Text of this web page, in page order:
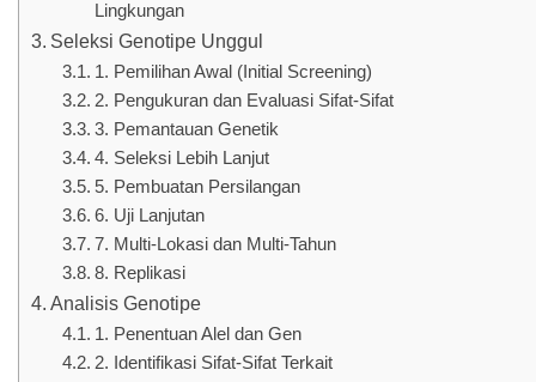
Lingkungan
Seleksi Genotipe Unggul
1. Pemilihan Awal (Initial Screening)
2. Pengukuran dan Evaluasi Sifat-Sifat
3. Pemantauan Genetik
4. Seleksi Lebih Lanjut
5. Pembuatan Persilangan
6. Uji Lanjutan
7. Multi-Lokasi dan Multi-Tahun
8. Replikasi
Analisis Genotipe
1. Penentuan Alel dan Gen
2. Identifikasi Sifat-Sifat Terkait